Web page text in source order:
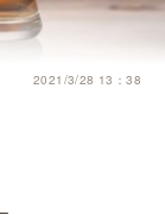
2021/3/28 13：38